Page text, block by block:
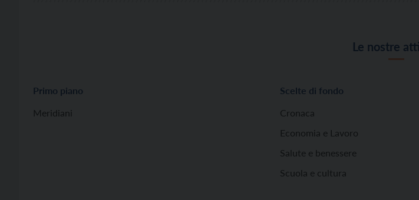
Le nostre
Primo piano
Meridiani
Scelte di fondo
Cronaca
Economia e Lavoro
Salute e benessere
Scuola e cultura